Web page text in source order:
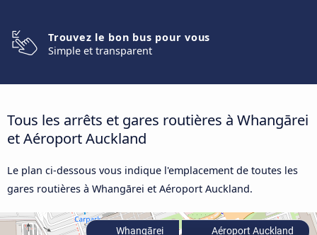
Trouvez le bon bus pour vous
Simple et transparent
Tous les arrêts et gares routières à Whangārei
et Aéroport Auckland
Le plan ci-dessous vous indique l'emplacement de toutes les
gares routières à Whangārei et Aéroport Auckland.
Whangārei Aéroport Auckland